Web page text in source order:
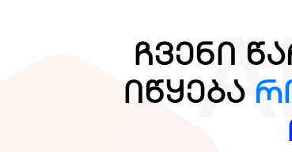
ჩვენი
იწყება